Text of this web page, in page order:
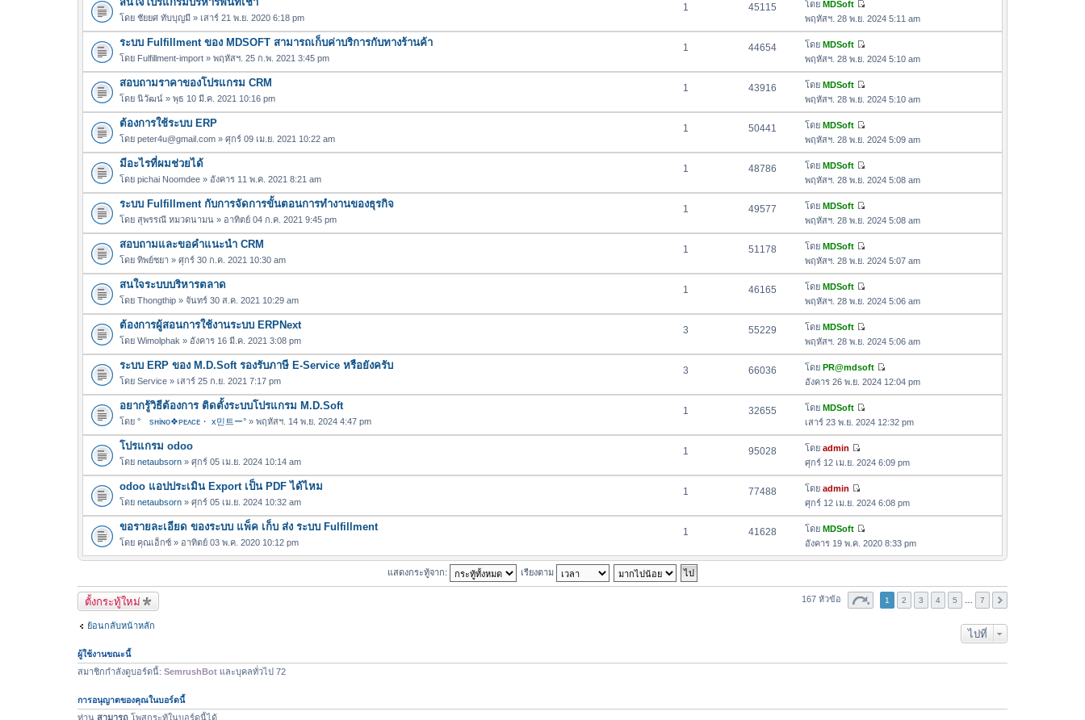
สุ
ม
ล่
สุ
ค
ว
ม
ล่
สุ
โดย ชัยยศ ทับบุญมี » เสาร์ 21 พ.ย. 2020 6:18 pm
1 45115 โดย MDSoft
ดู
ข้
ค
ว
ม
ล่
สุ
พฤหัสฯ. 28 พ.ย. 2024 5:11 am
ระบบ Fulfillment ของ MDSOFT สามารถเก็บค่าบริการกับทางร้านค้า
โดย Fulfillment-import » พฤหัสฯ. 25 ก.พ. 2021 3:45 pm
1 44654 โดย MDSoft
ดู
ข้
ค
ว
ม
ล่
สุ
พฤหัสฯ. 28 พ.ย. 2024 5:10 am
สอบถามราคาของโปรแกรม CRM
โดย นิวัฒน์ » พุธ 10 มี.ค. 2021 10:16 pm
1 43916 โดย MDSoft
ดู
ข้
ค
ว
ม
ล่
สุ
พฤหัสฯ. 28 พ.ย. 2024 5:10 am
ต้องการใช้ระบบ ERP
โดย peter4u@gmail.com » ศุกร์ 09 เม.ย. 2021 10:22 am
1 50441 โดย MDSoft
ดู
ข้
ค
ว
ม
ล่
สุ
พฤหัสฯ. 28 พ.ย. 2024 5:09 am
มีอะไรที่ผมช่วยได้
โดย pichai Noomdee » อังคาร 11 พ.ค. 2021 8:21 am
1 48786 โดย MDSoft
ดู
ข้
ค
ว
ม
ล่
สุ
พฤหัสฯ. 28 พ.ย. 2024 5:08 am
ระบบ Fulfillment กับการจัดการขั้นตอนการทำงานของธุรกิจ
โดย สุพรรณี หมวดนามน » อาทิตย์ 04 ก.ค. 2021 9:45 pm
1 49577 โดย MDSoft
ดู
ข้
ค
ว
ม
ล่
สุ
พฤหัสฯ. 28 พ.ย. 2024 5:08 am
สอบถามและขอคำแนะนำ CRM
โดย ทิพย์ชยา » ศุกร์ 30 ก.ค. 2021 10:30 am
1 51178 โดย MDSoft
ดู
ข้
ค
ว
ม
ล่
า
สุ
พฤหัสฯ. 28 พ.ย. 2024 5:07 am
สนใจระบบบริหารตลาด
โดย Thongthip » จันทร์ 30 ส.ค. 2021 10:29 am
1 46165 โดย MDSoft
ดู
ข้
ค
ว
า
ม
ล่
สุ
พฤหัสฯ. 28 พ.ย. 2024 5:06 am
ต้องการผู้สอนการใช้งานระบบ ERPNext
โดย Wimolphak » อังคาร 16 มี.ค. 2021 3:08 pm
3 55229 โดย MDSoft
ดู
ข้
อ
ค
ว
ม
ล่
สุ
พฤหัสฯ. 28 พ.ย. 2024 5:06 am
ระบบ ERP ของ M.D.Soft รองรับภาษี E-Service หรือยังครับ
โดย Service » เสาร์ 25 ก.ย. 2021 7:17 pm
3 66036 โดย PR@mdsoft
ดู
ข้
ค
ว
ม
ล่
สุ
อังคาร 26 พ.ย. 2024 12:04 pm
อยากรู้วิธีต้องการ ติดตั้งระบบโปรแกรม M.D.Soft
โดย °ゞsнiɴo❖ᴘᴇᴀᴄᴇ・ x민트ー° » พฤหัสฯ. 14 พ.ย. 2024 4:47 pm
1 32655 โดย MDSoft
ดู
ข้
ค
ว
ม
ล่
สุ
ด
เสาร์ 23 พ.ย. 2024 12:32 pm
โปรแกรม odoo
โดย netaubsorn » ศุกร์ 05 เม.ย. 2024 10:14 am
1 95028 โดย admin
ดู
ข้
ค
ว
า
ม
ล่
สุ
ด
ศุกร์ 12 เม.ย. 2024 6:09 pm
odoo แอปประเมิน Export เป็น PDF ได้ไหม
โดย netaubsorn » ศุกร์ 05 เม.ย. 2024 10:32 am
1 77488 โดย admin
ดู
ข้
อ
ค
ว
ม
ล่
ศุกร์ 12 เม.ย. 2024 6:08 pm
ขอรายละเอียด ของระบบ แพ็ค เก็บ ส่ง ระบบ Fulfillment
โดย คุณเอ็กซ์ » อาทิตย์ 03 พ.ค. 2020 10:12 pm
1 41628 โดย MDSoft
ดู
ข้
ว
า
อังคาร 19 พ.ค. 2020 8:33 pm
แสดงกระทู้จาก: เรียงตาม
ตั้งกระทู้ใหม่ 167 หัวข้อ 1 2 3 4 5 7
ย้อนกลับหน้าหลัก
ไปที่
ผู้ใช้งานขณะนี้
สมาชิกกำลังดูบอร์ดนี้: SemrushBot และบุคลทั่วไป 72
การอนุญาตของคุณในบอร์ดนี้
ท่าน สามารถ โพสกระทู้ในบอร์ดนี้ได้